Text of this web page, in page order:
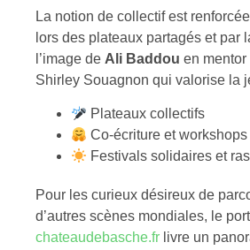
La notion de collectif est
lors des plateaux partagés et par
l’image de Ali Baddou en
Shirley Souagnon qui valorise la
Plateaux collectifs
Co-écriture et workshops
Festivals solidaires et
Pour les curieux désireux de
d’autres scènes mondiales, le
chateaudebasche.fr livre un